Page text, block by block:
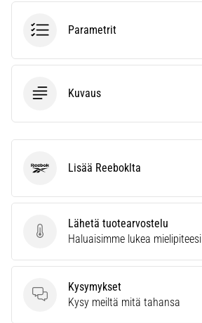
artikkelit
Parametrit
Kuvaus
Lähetä tuotearvostelu
Lähetä tuotearvostelu
Haluaisimme lukea mielipiteesi
Kysymykset
Kysymykset
Kysy meiltä mitä tahansa
ReebokLisää Reeboklta